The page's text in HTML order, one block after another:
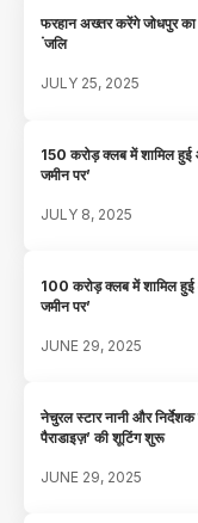
फरहान अख्तर करेंगे जोधपुर का
ंजलि
JULY 25, 2025
150 करोड़ क्लब में शामिल हुई
जमीन पर’
JULY 8, 2025
100 करोड़ क्लब में शामिल हुई
जमीन पर’
JUNE 29, 2025
नेचुरल स्टार नानी और
पैराडाइज़’ की शूटिंग शुरू
JUNE 29, 2025